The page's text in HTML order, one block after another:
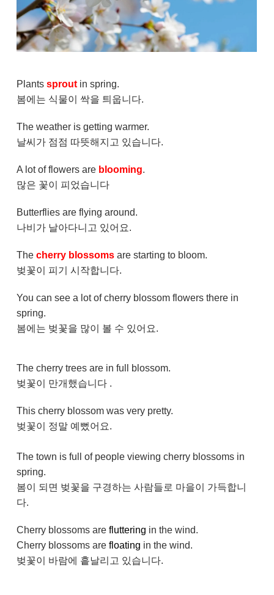
Plants sproutin spring.
봄에는 식물이 싹을 틔웁니다.
The weather is getting warmer.
날씨가 점점 따뜻해지고 있습니다.
A lot of flowers are blooming.
많은 꽃이 피었습니다
Butterflies are flying around.
나비가 날아다니고 있어요.
The cherry blossomsare starting to bloom.
벚꽃이 피기 시작합니다.
You can see a lot of cherry blossom flowers there in
spring.
봄에는 벚꽃을 많이 볼 수 있어요.
The cherry trees are in full blossom.
벚꽃이 만개했습니다 .
This cherry blossom was very pretty.
벚꽃이 정말 예뻤어요.
The town is full of people viewing cherry blossoms in
spring.
봄이 되면 벚꽃을 구경하는 사람들로 마을이 가득합니
다.
Cherry blossoms are fluttering in the wind.
Cherry blossoms are floating in the wind.
벚꽃이 바람에 흩날리고 있습니다.